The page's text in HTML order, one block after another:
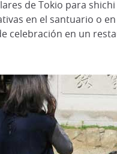
de Tokio para
en el santuario o
celebración en un